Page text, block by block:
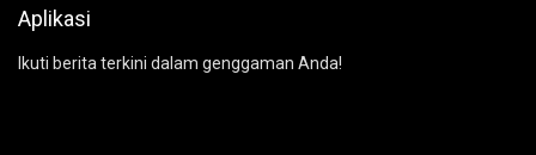
Aplikasi
Ikuti berita terkini dalam genggaman Anda!